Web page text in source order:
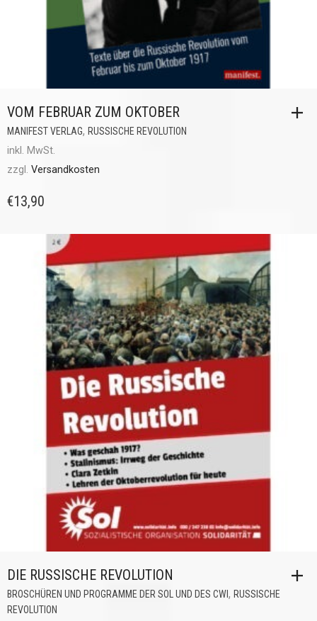
VOM FEBRUAR ZUM OKTOBER
MANIFEST VERLAG, RUSSISCHE REVOLUTION
inkl. MwSt.
zzgl. Versandkosten
€13,90
DIE RUSSISCHE REVOLUTION
BROSCHÜREN UND PROGRAMME DER SOL UND DES CWI, RUSSISCHE
REVOLUTION